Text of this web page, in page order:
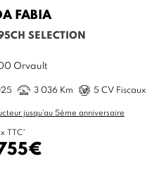
FABIA
SELECTION
Orvault
3 036 Km 5 CV Fiscaux
jusqu'au 5ème anniversaire
TTC*